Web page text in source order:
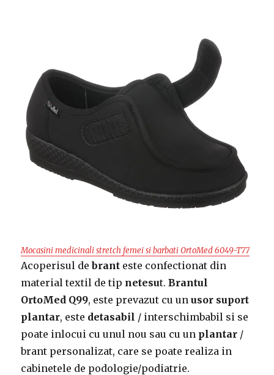
Mocasini medicinali stretch femei si barbati OrtoMed 6049-T77
Acoperisul debrant este confectionat din
material textil de tip netesut.Brantul
OrtoMed Q99, este prevazut cu unusor suport
plantar, este detasabil / interschimbabil si se
poate inlocui cu unul nou sau cu un plantar /
brant personalizat, care se poate realiza in
cabinetele de podologie/podiatrie.